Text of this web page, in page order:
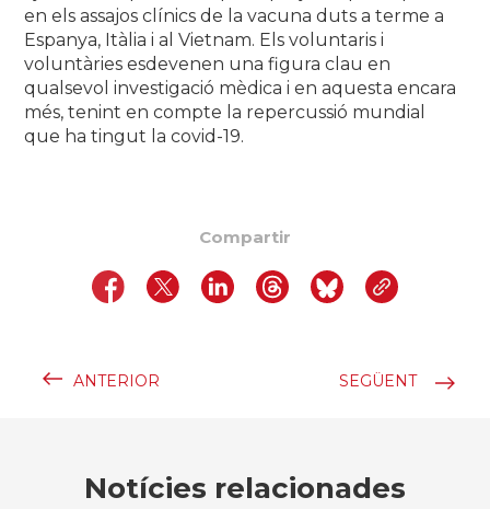
en els assajos clínics de la vacuna duts a terme a
Espanya, Itàlia i al Vietnam. Els voluntaris i
voluntàries esdevenen una figura clau en
qualsevol investigació mèdica i en aquesta encara
més, tenint en compte la repercussió mundial
que ha tingut la covid-19.
Compartir
ANTERIOR SEGÜENT
Notícies relacionades